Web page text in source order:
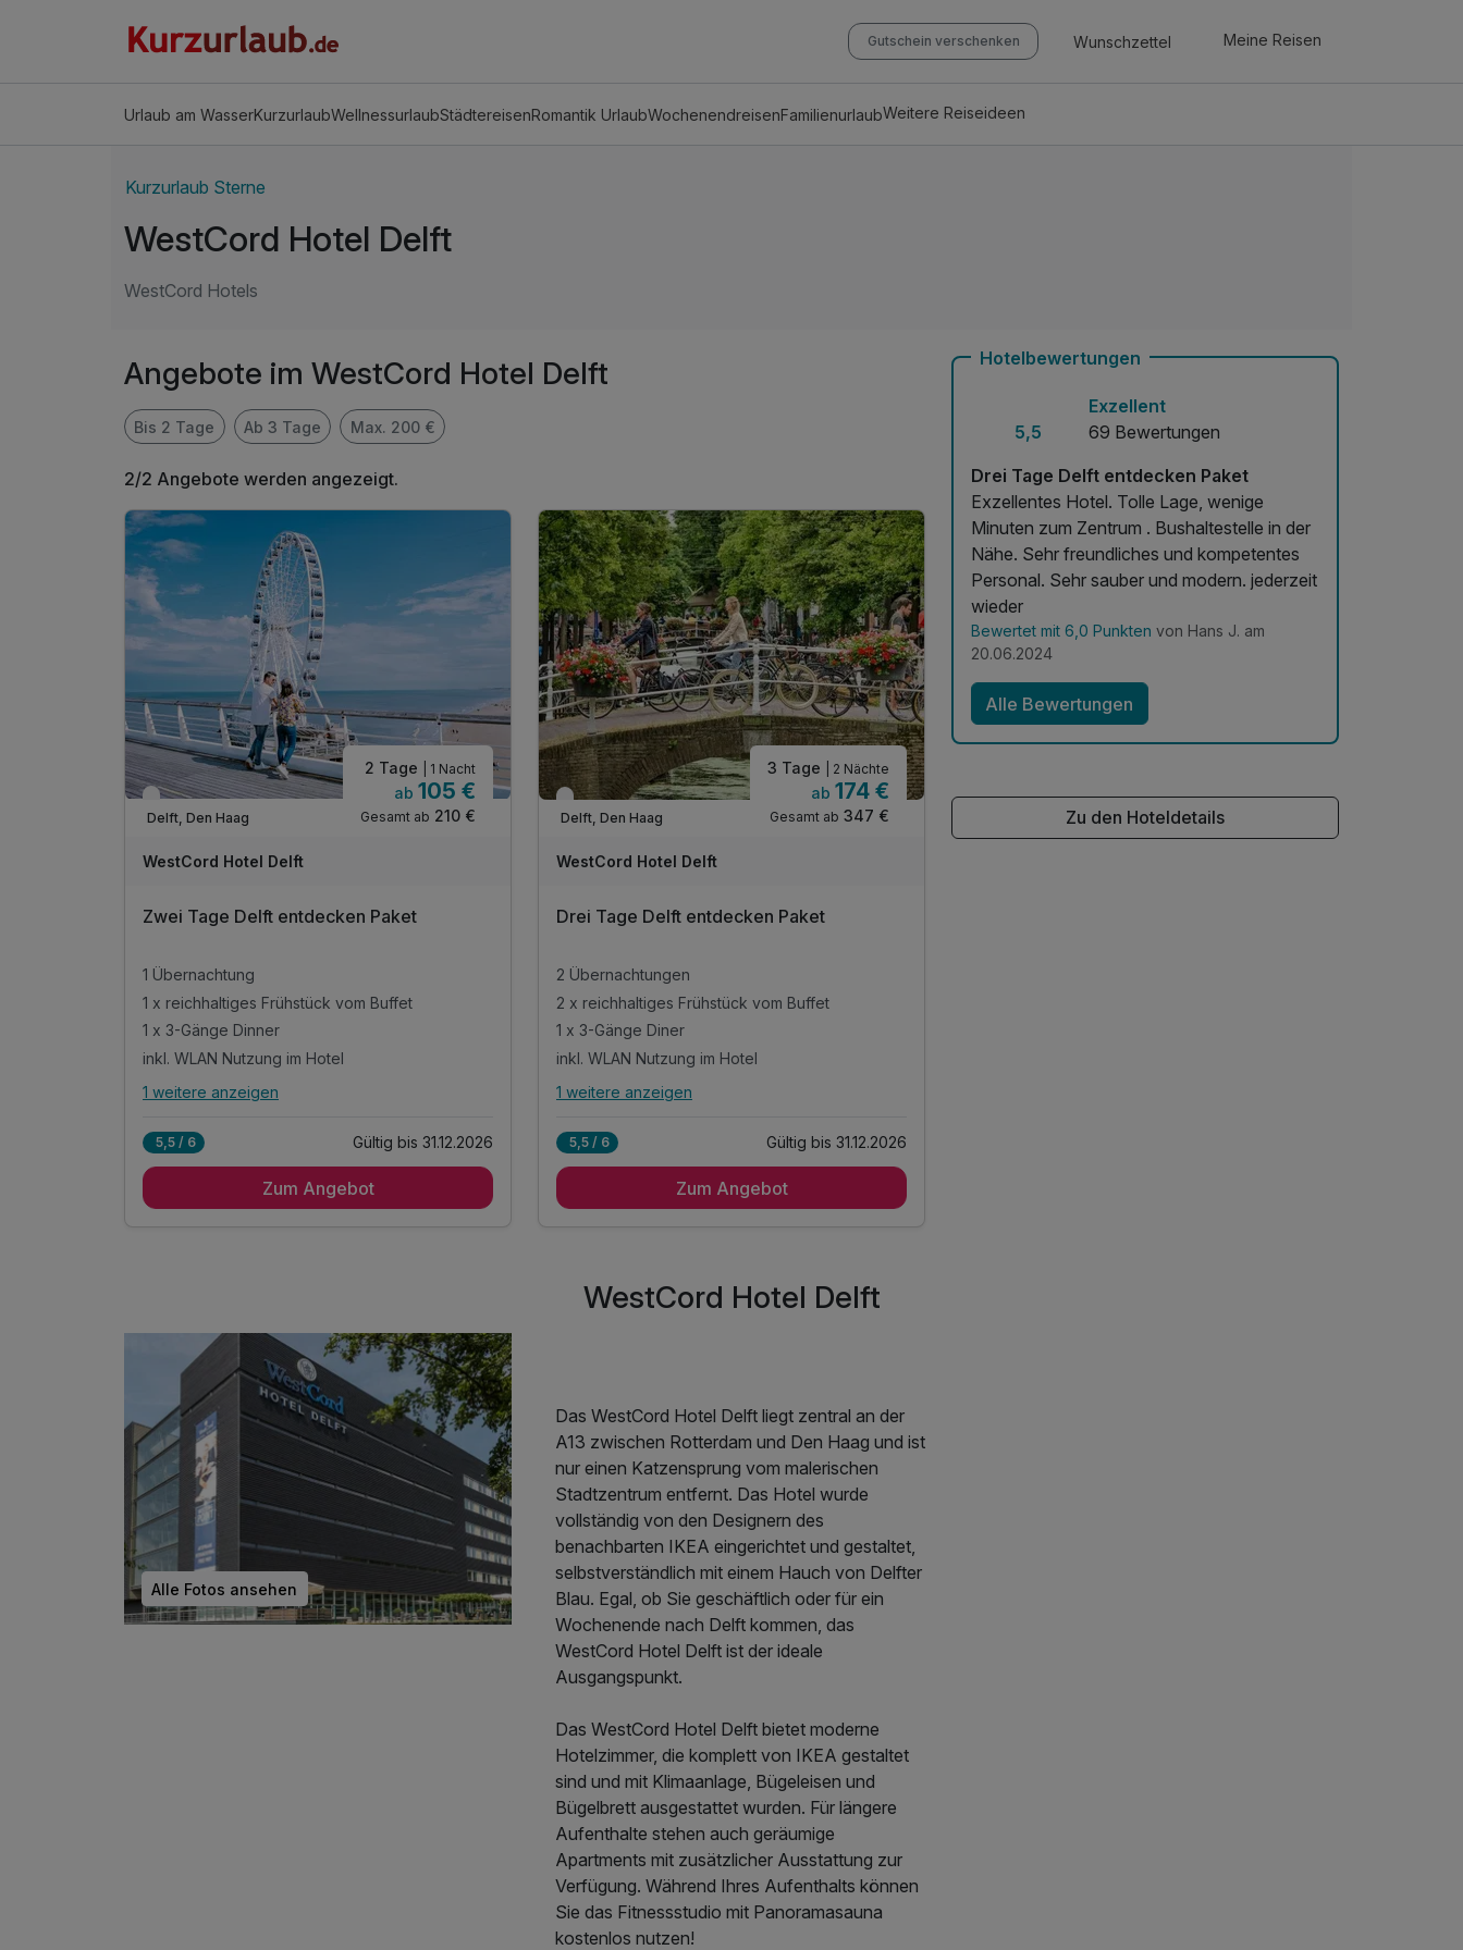
Gutschein verschenken Wunschzettel Meine Reisen
Urlaub am WasserKurzurlaubWellnessurlaubStädtereisenRomantik UrlaubWochenendreisenFamilienurlaubWeitere Reiseideen
Kurzurlaub Sterne
WestCord Hotel Delft
WestCord Hotels
Angebote im WestCord Hotel Delft
Bis 2 Tage Ab 3 Tage Max. 200 €
2/2 Angebote werden angezeigt.
Verfügbar bis Dezember
Delft, Den Haag
2 Tage | 1 Nacht
ab 105 €
Gesamt ab 210 €
WestCord Hotel Delft
Zwei Tage Delft entdecken Paket
1 Übernachtung
1 x reichhaltiges Frühstück vom Buffet
1 x 3-Gänge Dinner
inkl. WLAN Nutzung im Hotel
Alle Inklusivleistungen
1 x reichhaltiges Frühstück vom Buffet
1 weitere anzeigen
5,5 / 6 Gültig bis 31.12.2026
Zum Angebot
Verfügbar bis Dezember
Delft, Den Haag
3 Tage | 2 Nächte
ab 174 €
Gesamt ab 347 €
WestCord Hotel Delft
Drei Tage Delft entdecken Paket
2 Übernachtungen
2 x reichhaltiges Frühstück vom Buffet
1 x 3-Gänge Diner
inkl. WLAN Nutzung im Hotel
Alle Inklusivleistungen
2 x reichhaltiges Frühstück vom Buffet
1 weitere anzeigen
5,5 / 6 Gültig bis 31.12.2026
Zum Angebot
Hotelbewertungen
5,5
Exzellent
69 Bewertungen
Drei Tage Delft entdecken Paket
Exzellentes Hotel. Tolle Lage, wenige
Minuten zum Zentrum . Bushaltestelle in der
Nähe. Sehr freundliches und kompetentes
Personal. Sehr sauber und modern. jederzeit
wieder
Bewertet mit 6,0 Punkten von Hans J. am
20.06.2024
Alle Bewertungen
Zu den Hoteldetails
WestCord Hotel Delft
Alle Fotos ansehen
Das WestCord Hotel Delft liegt zentral an der
A13 zwischen Rotterdam und Den Haag und ist
nur einen Katzensprung vom malerischen
Stadtzentrum entfernt. Das Hotel wurde
vollständig von den Designern des
benachbarten IKEA eingerichtet und gestaltet,
selbstverständlich mit einem Hauch von Delfter
Blau. Egal, ob Sie geschäftlich oder für ein
Wochenende nach Delft kommen, das
WestCord Hotel Delft ist der ideale
Ausgangspunkt.
Das WestCord Hotel Delft bietet moderne
Hotelzimmer, die komplett von IKEA gestaltet
sind und mit Klimaanlage, Bügeleisen und
Bügelbrett ausgestattet wurden. Für längere
Aufenthalte stehen auch geräumige
Apartments mit zusätzlicher Ausstattung zur
Verfügung. Während Ihres Aufenthalts können
Sie das Fitnessstudio mit Panoramasauna
kostenlos nutzen!